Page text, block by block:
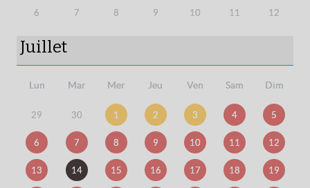
6 7 8 9 10 11 12
Juillet
Lun Mar Mer Jeu Ven Sam Dim
29 30 1 2 3 4 5
6 7 8 9 10 11 12
13 14 15 16 17 18 19